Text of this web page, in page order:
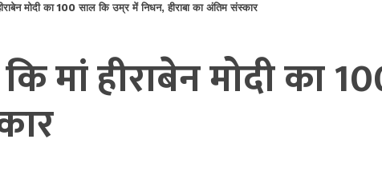
मोदी का 100 साल कि उम्र में निधन, हीराबा का अंतिम संस्कार
कि मां हीराबेन मोदी